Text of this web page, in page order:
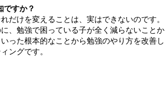
ですか？
だけを変えることは、実はできないのです。
、勉強で困っている子が全く減らないことか
った根本的なことから勉強のやり方を改善し
ングです。